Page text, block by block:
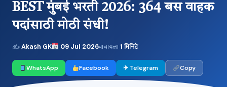
BEST मुंबई भरती 2026: 364 बस वाहक
पदांसाठी मोठी संधी!
✍Akash GK 09 Jul 2026वाचायला1 मिनिटे
WhatsApp Facebook ✈ Telegram Copy